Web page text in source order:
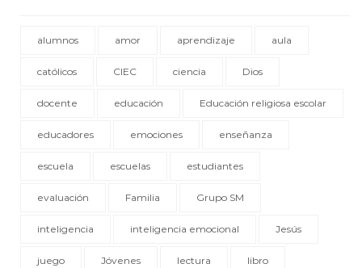
alumnos amor aprendizaje aula
católicos CIEC ciencia Dios
docente educación Educación religiosa escolar
educadores emociones enseñanza
escuela escuelas estudiantes
evaluación Familia Grupo SM
inteligencia inteligencia emocional Jesús
juego Jóvenes lectura libro